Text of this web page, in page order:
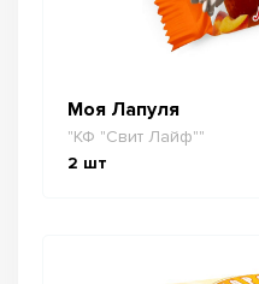
Моя Лапуля
"КФ "Свит Лайф""
2 шт